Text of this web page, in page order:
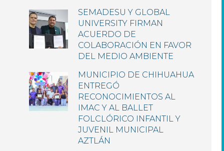
SEMADESU Y GLOBAL
UNIVERSITY FIRMAN
ACUERDO DE
COLABORACIÓN EN FAVOR
DEL MEDIO AMBIENTE
MUNICIPIO DE CHIHUAHUA
ENTREGÓ
RECONOCIMIENTOS AL
IMAC Y AL BALLET
FOLCLÓRICO INFANTIL Y
JUVENIL MUNICIPAL
AZTLÁN